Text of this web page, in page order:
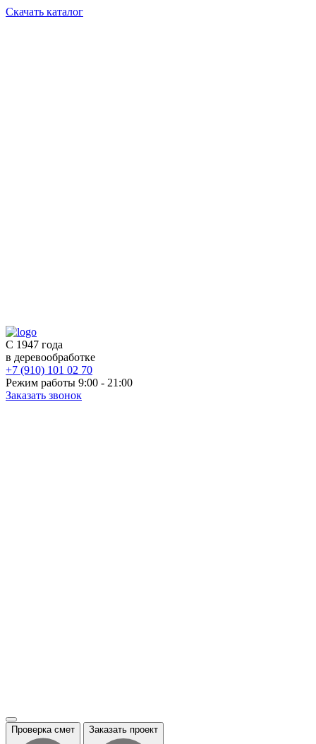
Скачать каталог
С 1947 года
в деревообработке
+7 (910) 101 02 70
Режим работы 9:00 - 21:00
Заказать звонок
Проверка смет Заказать проект